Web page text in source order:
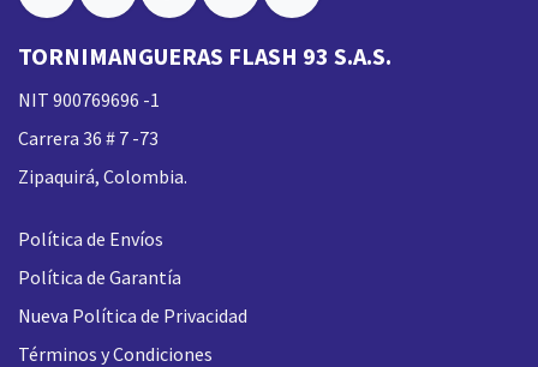
TORNIMANGUERAS FLASH 93 S.A.S.
NIT 900769696 -1
Carrera 36 # 7 -73
Zipaquirá, Colombia.
Política de Envíos
Política de Garantía
Nueva Política de Privacidad
Términos y Condiciones